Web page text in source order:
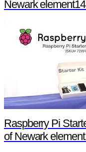
Newark
Raspberry Pi
of Newark